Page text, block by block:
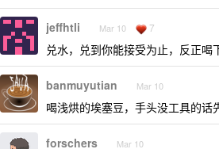
jeffhtli Mar 10 7
兑水，兑到你能接受为止，反正
banmuyutian Mar 10
喝浅烘的埃塞豆，手头没工具的话
forschers Mar 10